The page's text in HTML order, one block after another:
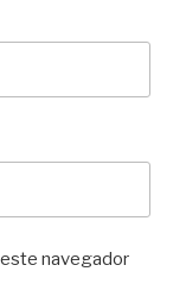
navegador